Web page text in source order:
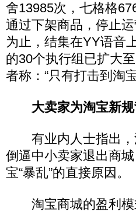
舍13985次，七格格
通过下架商品，停止
为止，结集在YY语音
的30个执行组已扩大
者称：“只有打击到淘
大卖家为淘宝新
有业内人士指出，
倒逼中小卖家退出商
宝“暴乱”的直接原因。
淘宝商城的盈利模